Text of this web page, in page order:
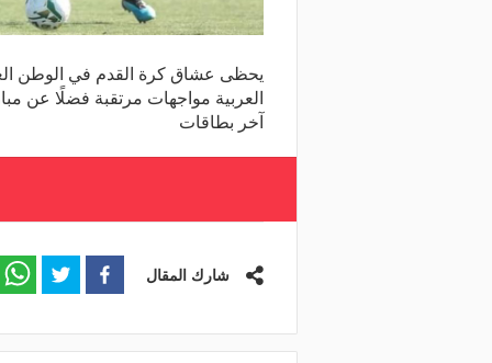
يحظى عشاق كرة القدم في الوطن
العربية مواجهات مرتقبة فضلًا عن
آخر بطاقات
شارك المقال